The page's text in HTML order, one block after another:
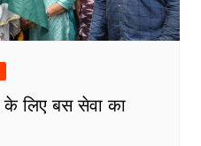
के लिए बस सेवा का